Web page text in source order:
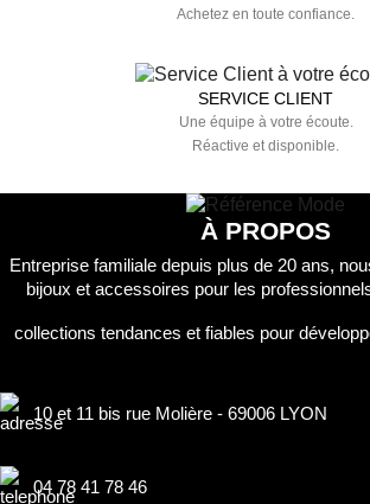
Achetez en toute confiance.
SERVICE CLIENT
Une équipe à votre écoute.
Réactive et disponible.
À PROPOS
Entreprise familiale depuis plus de 20 ans,
bijoux et accessoires pour les
collections tendances et fiables pour
10 et 11 bis rue Molière - 69006 LYON
04 78 41 78 46